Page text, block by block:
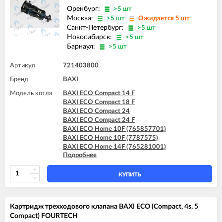
Оренбург: >5 шт
Москва: >5 шт Ожидается 5 шт
Санкт-Петербург: >5 шт
Новосибирск: >5 шт
Барнаул: >5 шт
Артикул 721403800
Бренд BAXI
Модель котла
BAXI ECO Compact 14 F
BAXI ECO Compact 18 F
BAXI ECO Compact 24
BAXI ECO Compact 24 F
BAXI ECO Home 10F (765857701)
BAXI ECO Home 10F (7787575)
BAXI ECO Home 14F (765281001)
BAXI ECO Home 14F (7787576)
BAXI ECO Home 24F (765281101)
BAXI ECO Home 24F (7787577)
BAXI ECO-5 Compact 14 F
BAXI ECO-5 Compact 24 F
BAXI ECO-5 Compact 24 F GPL
Подробнее
КУПИТЬ
Картридж трехходового клапана BAXI ECO (Compact, 4s, 5
Compact) FOURTECH